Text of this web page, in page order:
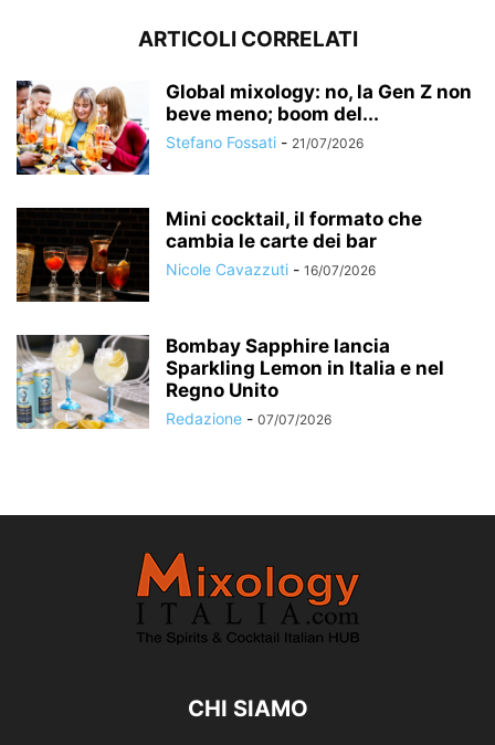
ARTICOLI CORRELATI
Global mixology: no, la Gen Z non
beve meno; boom del...
Stefano Fossati - 21/07/2026
Mini cocktail, il formato che
cambia le carte dei bar
Nicole Cavazzuti - 16/07/2026
Bombay Sapphire lancia
Sparkling Lemon in Italia e nel
Regno Unito
Redazione - 07/07/2026
CHI SIAMO